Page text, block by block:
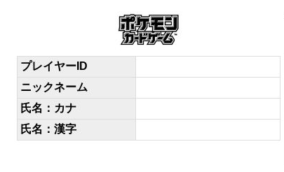
プレイヤーID
ニックネーム
氏名：カナ
氏名：漢字